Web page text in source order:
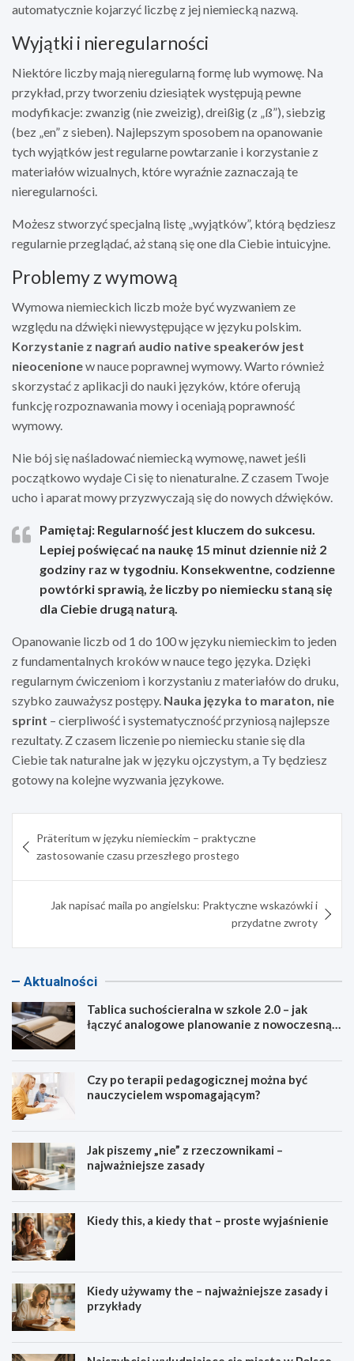
automatycznie kojarzyć liczbę z jej niemiecką nazwą.
Wyjątki i nieregularności
Niektóre liczby mają nieregularną formę lub wymowę. Na
przykład, przy tworzeniu dziesiątek występują pewne
modyfikacje: zwanzig (nie zweizig), dreißig (z „ß”), siebzig
(bez „en” z sieben). Najlepszym sposobem na opanowanie
tych wyjątków jest regularne powtarzanie i korzystanie z
materiałów wizualnych, które wyraźnie zaznaczają te
nieregularności.
Możesz stworzyć specjalną listę „wyjątków”, którą będziesz
regularnie przeglądać, aż staną się one dla Ciebie intuicyjne.
Problemy z wymową
Wymowa niemieckich liczb może być wyzwaniem ze
względu na dźwięki niewystępujące w języku polskim.
Korzystanie z nagrań audio native speakerów jest
nieocenionew nauce poprawnej wymowy. Warto również
skorzystać z aplikacji do nauki języków, które oferują
funkcję rozpoznawania mowy i oceniają poprawność
wymowy.
Nie bój się naśladować niemiecką wymowę, nawet jeśli
początkowo wydaje Ci się to nienaturalne. Z czasem Twoje
ucho i aparat mowy przyzwyczają się do nowych dźwięków.
Pamiętaj: Regularność jest kluczem do sukcesu.
Lepiej poświęcać na naukę 15 minut dziennie niż 2
godziny raz w tygodniu. Konsekwentne, codzienne
powtórki sprawią, że liczby po niemiecku staną się
dla Ciebie drugą naturą.
Opanowanie liczb od 1 do 100 w języku niemieckim to jeden
z fundamentalnych kroków w nauce tego języka. Dzięki
regularnym ćwiczeniom i korzystaniu z materiałów do druku,
szybko zauważysz postępy. Nauka języka to maraton, nie
sprint – cierpliwość i systematyczność przyniosą najlepsze
rezultaty. Z czasem liczenie po niemiecku stanie się dla
Ciebie tak naturalne jak w języku ojczystym, a Ty będziesz
gotowy na kolejne wyzwania językowe.
wpisu
Präteritum w języku niemieckim – praktyczne
zastosowanie czasu przeszłego prostego
Jak napisać maila po angielsku: Praktyczne wskazówki i
przydatne zwroty
Aktualności
Tablica suchościeralna w szkole 2.0 – jak
łączyć analogowe planowanie z nowoczesną
Czy po terapii pedagogicznej można być
nauczycielem wspomagającym?
Jak piszemy „nie” z rzeczownikami –
najważniejsze zasady
Kiedy this, a kiedy that – proste wyjaśnienie
Kiedy używamy the – najważniejsze zasady i
przykłady